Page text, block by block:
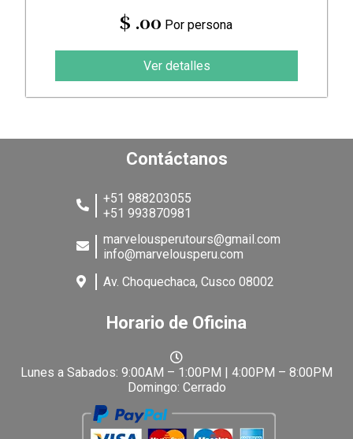
$ .00 Por persona
Ver detalles
Contáctanos
+51 988203055
+51 993870981
marvelousperutours@gmail.com
info@marvelousperu.com
Av. Choquechaca, Cusco 08002
Horario de Oficina
Lunes a Sabados: 9:00AM – 1:00PM | 4:00PM – 8:00PM
Domingo: Cerrado